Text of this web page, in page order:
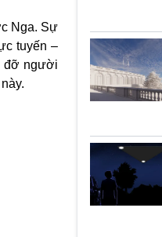
Nga. Sự
tuyến –
đỡ người
này.